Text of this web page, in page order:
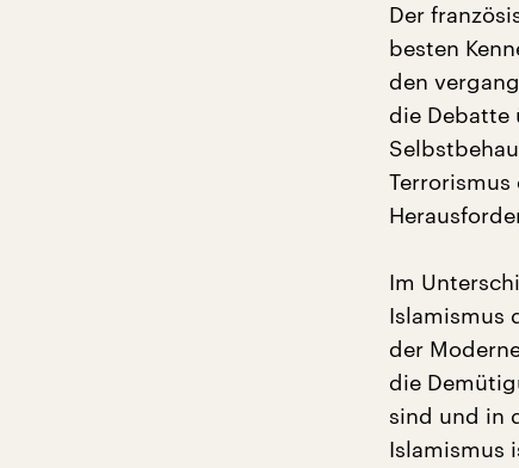
Der
besten
den
die Debatte
Terrorismus
Im
Islamismus
der
die
sind und in
Islamismus